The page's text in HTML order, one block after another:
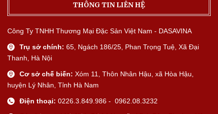
THÔNG TIN LIÊN HỆ
Công Ty TNHH Thương Mại Đặc Sản Việt Nam - DASAVINA
Trụ sở chính: 65, Ngách 186/25, Phan Trọng Tuệ, Xã Đại
Thanh, Hà Nội
Cơ sở chế biến: Xóm 11, Thôn Nhân Hậu, xã Hòa Hậu,
huyện Lý Nhân, Tỉnh Hà Nam
Điện thoại: 0226.3.849.986 - 0962.08.3232